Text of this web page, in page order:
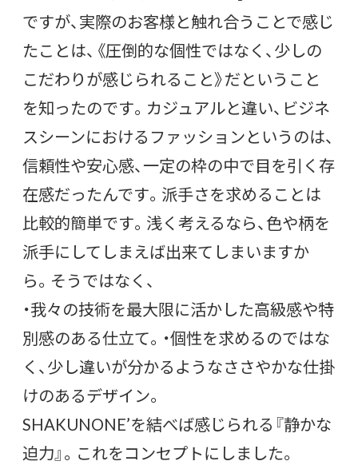
ですが、実際のお客様と触れ合うことで感じ
たことは、《圧倒的な個性ではなく、少しの
こだわりが感じられること》だということ
を知ったのです。カジュアルと違い、ビジネ
スシーンにおけるファッションというのは、
信頼性や安心感、一定の枠の中で目を引く存
在感だったんです。派手さを求めることは
比較的簡単です。浅く考えるなら、色や柄を
派手にしてしまえば出来てしまいますか
ら。そうではなく、
・我々の技術を最大限に活かした高級感や特
別感のある仕立て。・個性を求めるのではな
く、少し違いが分かるようなささやかな仕掛
けのあるデザイン。
SHAKUNONE’を結べば感じられる『静かな
迫力』。これをコンセプトにしました。